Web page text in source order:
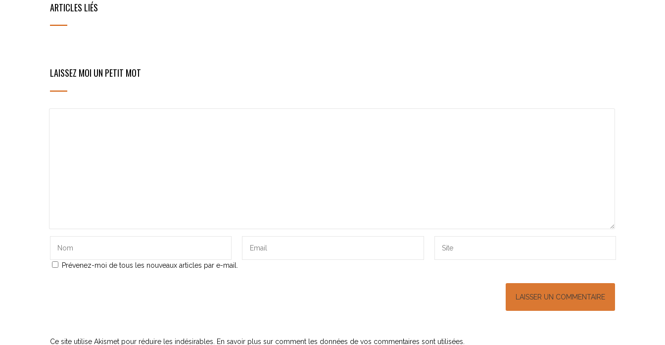
ARTICLES LIÉS
LAISSEZ MOI UN PETIT MOT
Prévenez-moi de tous les nouveaux articles par e-mail.
Ce site utilise Akismet pour réduire les indésirables. En savoir plus sur comment les données de vos commentaires sont utilisées